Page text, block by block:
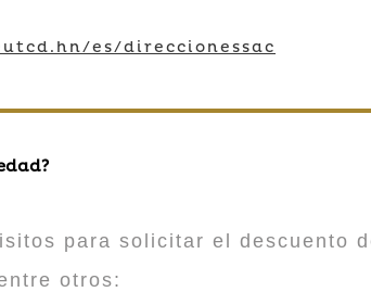
es/direccionessac
para solicitar el descuento
otros: